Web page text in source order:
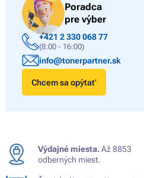
Poradca
pre výber
+421 2 330 068 77
(8:00 - 16:00)
info@tonerpartner.sk
Chcem sa opýtať
Výdajné miesta.Až 8853
odberných miest.